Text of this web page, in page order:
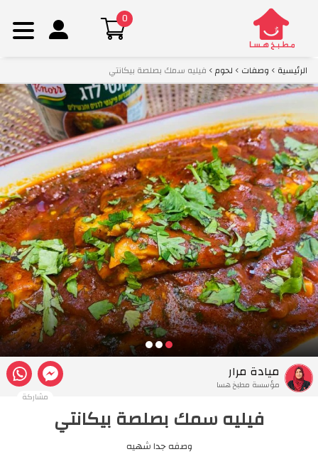
Skip
content
الرئيسية وصفات لحوم فيليه سمك بصلصة بيكانتي
ميادة مرار
مؤسسة مطبخ هسا
مشاركة
فيليه سمك بصلصة بيكانتي
وصفه جدا شهيه
0